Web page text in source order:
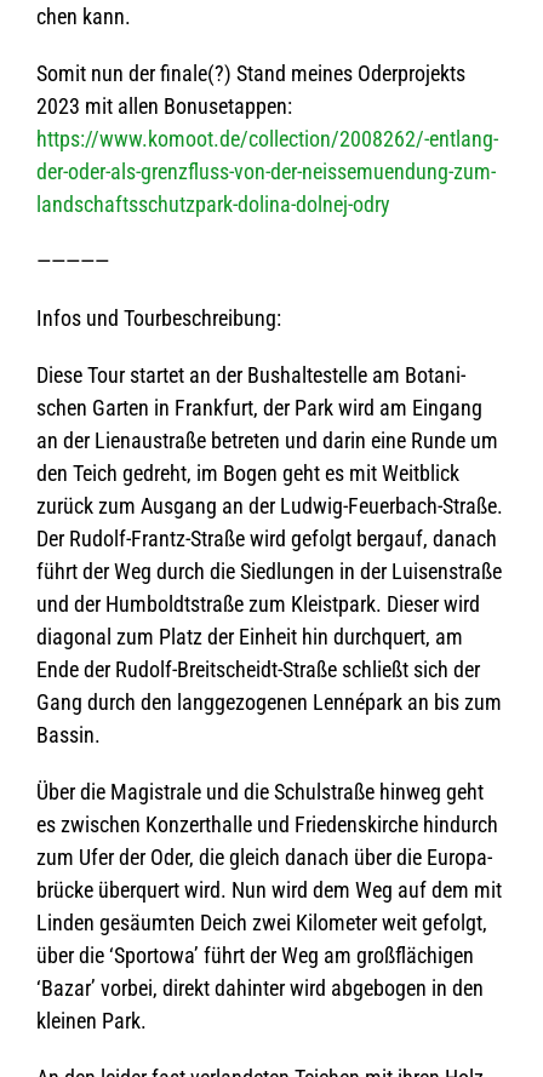
chen kann.
Somit nun der finale(?) Stand mei­nes Oder­pro­jekts
2023 mit allen Bonusetappen:
https://www.komoot.de/collection/2008262/-entlang-
der-oder-als-grenzfluss-von-der-neissemuendung-zum-
landschaftsschutzpark-dolina-dolnej-odry
—————
Infos und Tourbeschreibung:
Diese Tour star­tet an der Bus­hal­te­stelle am Bota­ni­
schen Gar­ten in Frank­furt, der Park wird am Ein­gang
an der Lien­au­straße betre­ten und darin eine Runde um
den Teich gedreht, im Bogen geht es mit Weit­blick
zurück zum Aus­gang an der Lud­wig-Feu­er­bach-Straße.
Der Rudolf-Frantz-Straße wird gefolgt berg­auf, danach
führt der Weg durch die Sied­lun­gen in der Lui­sen­straße
und der Hum­boldt­straße zum Kleist­park. Die­ser wird
dia­go­nal zum Platz der Ein­heit hin durch­quert, am
Ende der Rudolf-Breit­scheidt-Straße schließt sich der
Gang durch den lang­ge­zo­ge­nen Len­né­park an bis zum
Bassin.
Über die Magis­trale und die Schul­straße hin­weg geht
es zwi­schen Kon­zert­halle und Frie­dens­kir­che hin­durch
zum Ufer der Oder, die gleich danach über die Euro­pa­
brü­cke über­quert wird. Nun wird dem Weg auf dem mit
Lin­den gesäum­ten Deich zwei Kilo­me­ter weit gefolgt,
über die ‘Spor­towa’ führt der Weg am groß­flä­chi­gen
‘Bazar’ vor­bei, direkt dahin­ter wird abge­bo­gen in den
klei­nen Park.